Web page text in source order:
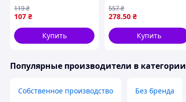
12, 5 шт
107 ₴
119₴
Купить
стильный аксессуар
для оформления
праздников
278.50 ₴
557₴
Купить
Популярные производители в категории
Собственное производство Без бренда